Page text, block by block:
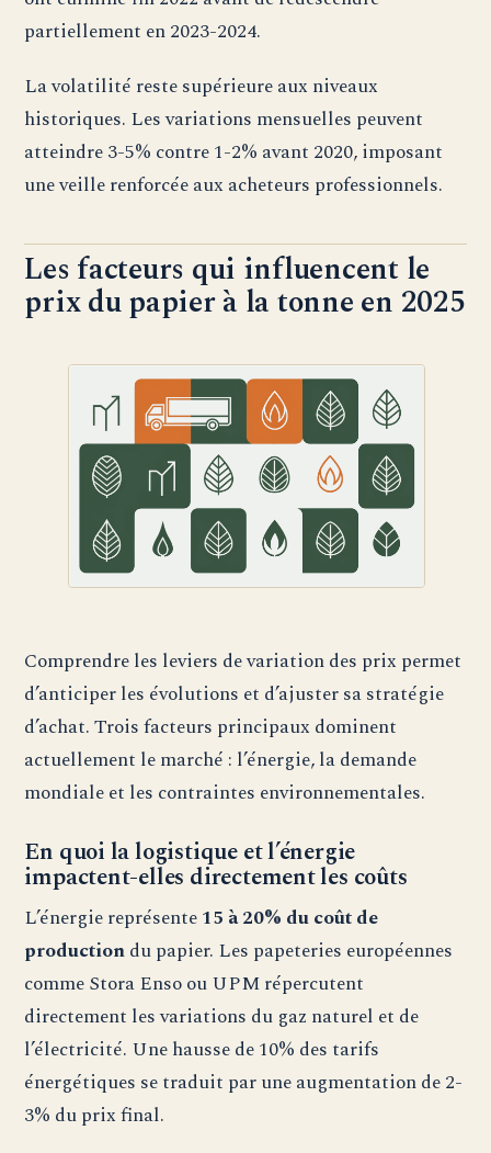
partiellement en 2023-2024.
La volatilité reste supérieure aux niveaux
historiques. Les variations mensuelles peuvent
atteindre 3-5% contre 1-2% avant 2020, imposant
une veille renforcée aux acheteurs professionnels.
Les facteurs qui influencent le
prix du papier à la tonne en 2025
Comprendre les leviers de variation des prix permet
d’anticiper les évolutions et d’ajuster sa stratégie
d’achat. Trois facteurs principaux dominent
actuellement le marché : l’énergie, la demande
mondiale et les contraintes environnementales.
En quoi la logistique et l’énergie
impactent-elles directement les coûts
L’énergie représente15 à 20% du coût de
productiondu papier. Les papeteries européennes
comme Stora Enso ou UPM répercutent
directement les variations du gaz naturel et de
l’électricité. Une hausse de 10% des tarifs
énergétiques se traduit par une augmentation de 2-
3% du prix final.